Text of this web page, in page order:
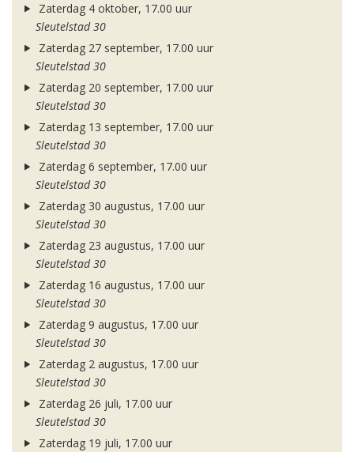
Zaterdag 4 oktober, 17.00 uur
Sleutelstad 30
Zaterdag 27 september, 17.00 uur
Sleutelstad 30
Zaterdag 20 september, 17.00 uur
Sleutelstad 30
Zaterdag 13 september, 17.00 uur
Sleutelstad 30
Zaterdag 6 september, 17.00 uur
Sleutelstad 30
Zaterdag 30 augustus, 17.00 uur
Sleutelstad 30
Zaterdag 23 augustus, 17.00 uur
Sleutelstad 30
Zaterdag 16 augustus, 17.00 uur
Sleutelstad 30
Zaterdag 9 augustus, 17.00 uur
Sleutelstad 30
Zaterdag 2 augustus, 17.00 uur
Sleutelstad 30
Zaterdag 26 juli, 17.00 uur
Sleutelstad 30
Zaterdag 19 juli, 17.00 uur